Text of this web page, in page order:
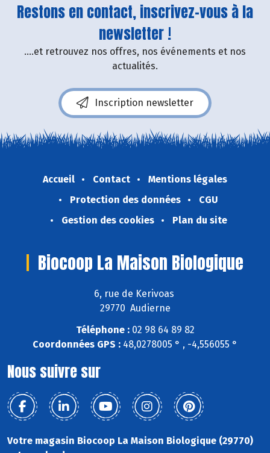
Restons en contact, inscrivez-vous à la
newsletter !
....et retrouvez nos offres, nos événements et nos
actualités.
Inscription newsletter
Accueil Contact
Mentions légales
Protection des données
CGU
Gestion des cookies
Plan du site
Biocoop La Maison Biologique
6, rue de Kerivoas
29770 Audierne
Téléphone :02 98 64 89 82
Coordonnées GPS : 48,0278005 ° , -4,556055 °
Nous suivre sur
Votre magasin Biocoop La Maison Biologique (29770)